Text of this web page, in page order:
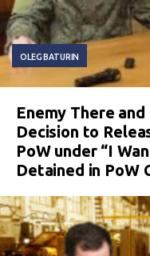
OLEG BATURIN
Enemy There
Decision to
PoW under “I
Detained in PoW